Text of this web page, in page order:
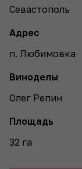
Севастополь
Адрес
п. Любимовка
Виноделы
Олег Репин
Площадь
32 га